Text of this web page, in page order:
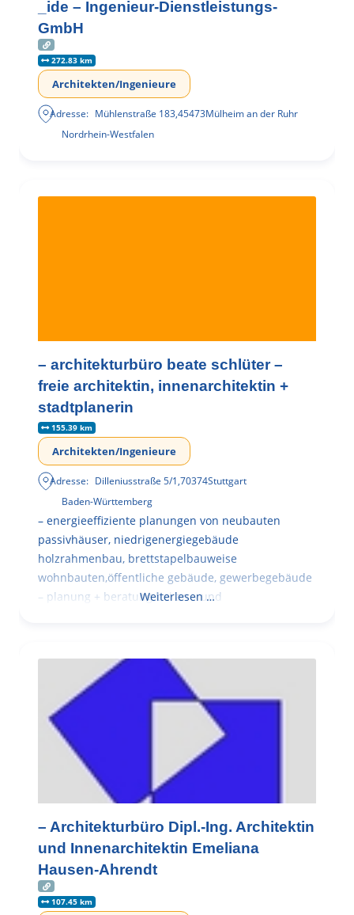
_ide – Ingenieur-Dienstleistungs-
GmbH
272.83 km
Architekten/Ingenieure
Adresse: Mühlenstraße 183,45473Mülheim an der Ruhr
Nordrhein-Westfalen
– architekturbüro beate schlüter –
freie architektin, innenarchitektin +
stadtplanerin
155.39 km
Architekten/Ingenieure
Adresse: Dilleniusstraße 5/1,70374Stuttgart
Baden-Württemberg
– energieeffiziente planungen von neubauten
passivhäuser, niedrigenergiegebäude
holzrahmenbau, brettstapelbauweise
wohnbauten,öffentliche gebäude, gewerbegebäude
– planung + beratung bei an – und
Weiterlesen …
– Architekturbüro Dipl.-Ing. Architektin
und Innenarchitektin Emeliana
Hausen-Ahrendt
107.45 km